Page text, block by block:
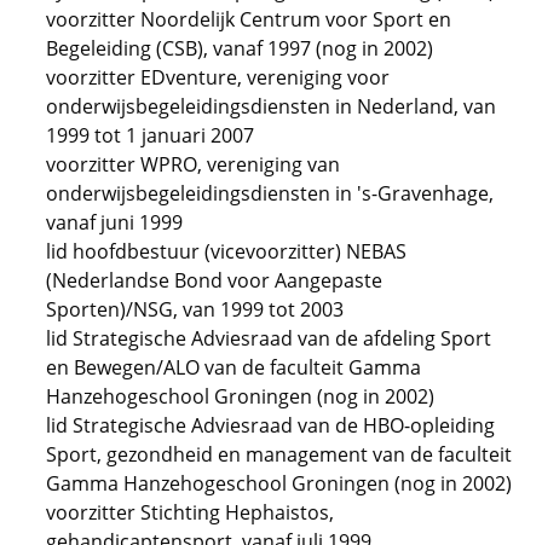
voorzitter Noordelijk Centrum voor Sport en
Begeleiding (CSB), vanaf 1997 (nog in 2002)
voorzitter EDventure, vereniging voor
onderwijsbegeleidingsdiensten in Nederland, van
1999 tot 1 januari 2007
voorzitter WPRO, vereniging van
onderwijsbegeleidingsdiensten in 's-Gravenhage,
vanaf juni 1999
lid hoofdbestuur (vicevoorzitter) NEBAS
(Nederlandse Bond voor Aangepaste
Sporten)/NSG, van 1999 tot 2003
lid Strategische Adviesraad van de afdeling Sport
en Bewegen/ALO van de faculteit Gamma
Hanzehogeschool Groningen (nog in 2002)
lid Strategische Adviesraad van de HBO-opleiding
Sport, gezondheid en management van de faculteit
Gamma Hanzehogeschool Groningen (nog in 2002)
voorzitter Stichting Hephaistos,